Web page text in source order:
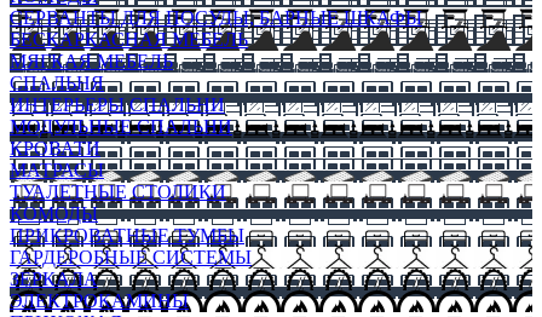
СЕРВАНТЫ ДЛЯ ПОСУДЫ, БАРНЫЕ ШКАФЫ
БЕСКАРКАСНАЯ МЕБЕЛЬ
МЯГКАЯ МЕБЕЛЬ
СПАЛЬНЯ
ИНТЕРЬЕРЫ СПАЛЬНИ
МОДУЛЬНЫЕ СПАЛЬНИ
КРОВАТИ
МАТРАСЫ
ТУАЛЕТНЫЕ СТОЛИКИ
КОМОДЫ
ПРИКРОВАТНЫЕ ТУМБЫ
ГАРДЕРОБНЫЕ СИСТЕМЫ
ЗЕРКАЛА
ЭЛЕКТРОКАМИНЫ